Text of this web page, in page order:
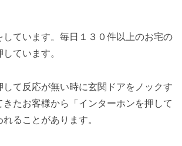
ています。毎日１３０件以上のお宅の
ています。
して反応が無い時に玄関ドアをノックす
きたお客様から「インターホンを押して
ることがあります。